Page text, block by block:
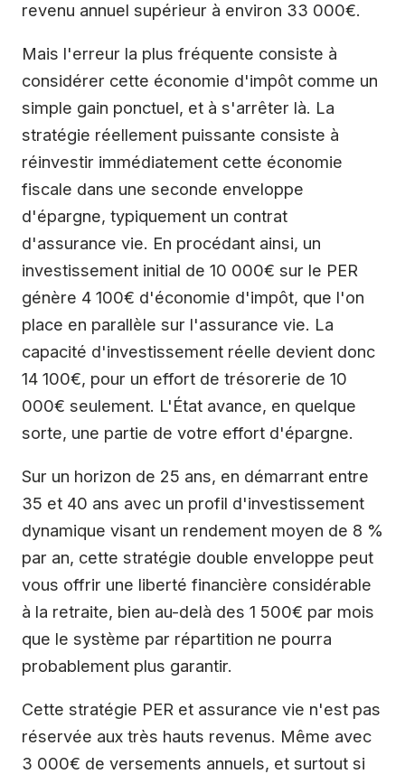
revenu annuel supérieur à environ 33 000€.
Mais l'erreur la plus fréquente consiste à
considérer cette économie d'impôt comme un
simple gain ponctuel, et à s'arrêter là. La
stratégie réellement puissante consiste à
réinvestir immédiatement cette économie
fiscale dans une seconde enveloppe
d'épargne, typiquement un contrat
d'assurance vie. En procédant ainsi, un
investissement initial de 10 000€ sur le PER
génère 4 100€ d'économie d'impôt, que l'on
place en parallèle sur l'assurance vie. La
capacité d'investissement réelle devient donc
14 100€, pour un effort de trésorerie de 10
000€ seulement. L'État avance, en quelque
sorte, une partie de votre effort d'épargne.
Sur un horizon de 25 ans, en démarrant entre
35 et 40 ans avec un profil d'investissement
dynamique visant un rendement moyen de 8 %
par an, cette stratégie double enveloppe peut
vous offrir une liberté financière considérable
à la retraite, bien au-delà des 1 500€ par mois
que le système par répartition ne pourra
probablement plus garantir.
Cette stratégie PER et assurance vie n'est pas
réservée aux très hauts revenus. Même avec
3 000€ de versements annuels, et surtout si